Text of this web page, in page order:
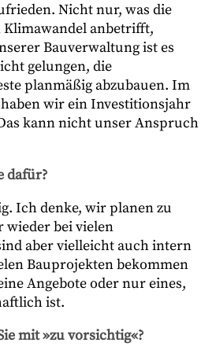
Nicht nur, was die
anbetrifft,
Bauverwaltung ist es
gelungen, die
planmäßig abzubauen. Im
wir ein Investitionsjahr
kann nicht unser Anspruch
dafür?
Ich denke, wir planen zu
wieder bei vielen
aber vielleicht auch intern
Bauprojekten bekommen
Angebote oder nur eines,
ist.
mit »zu vorsichtig«?